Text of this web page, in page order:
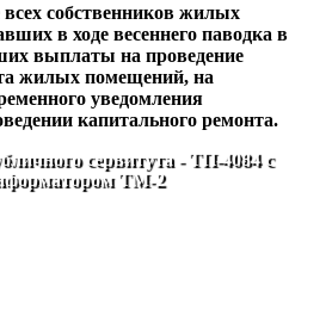
собственников жилых
в ходе весеннего паводка в
выплаты на проведение
жилых помещений, на
уведомления
капитального ремонта.
сервитута - ТП-4084 с
ТМ-2